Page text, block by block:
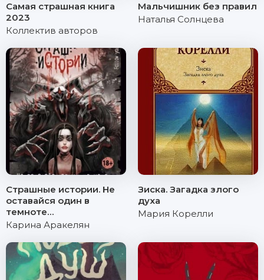
Самая страшная книга
2023
Коллектив авторов
Мальчишник без правил
Наталья Солнцева
Страшные истории. Не
оставайся один в
темноте…
Карина Аракелян
Зиска. Загадка злого
духа
Мария Корелли